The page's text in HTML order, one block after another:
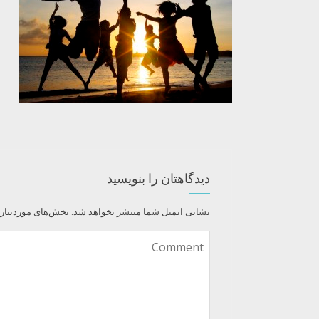
دیدگاهتان را بنویسید
نشانی ایمیل شما منتشر نخواهد شد. بخش‌های